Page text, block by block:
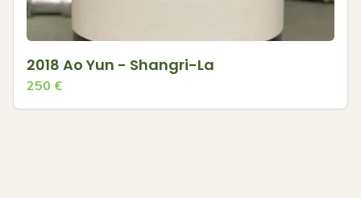
2018 Ao Yun - Shangri-La
250 €